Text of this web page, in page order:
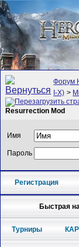
Форум
I-X) >
Resurrection Mod
Имя
Пароль
Регистрация
Быстрая
Турниры